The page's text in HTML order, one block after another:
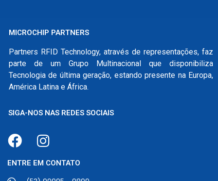
MICROCHIP PARTNERS
Partners RFID Technology, através de representações, faz
parte de um Grupo Multinacional que disponibiliza
Tecnologia de última geração, estando presente na Europa,
América Latina e África.
SIGA-NOS NAS REDES SOCIAIS
ENTRE EM CONTATO